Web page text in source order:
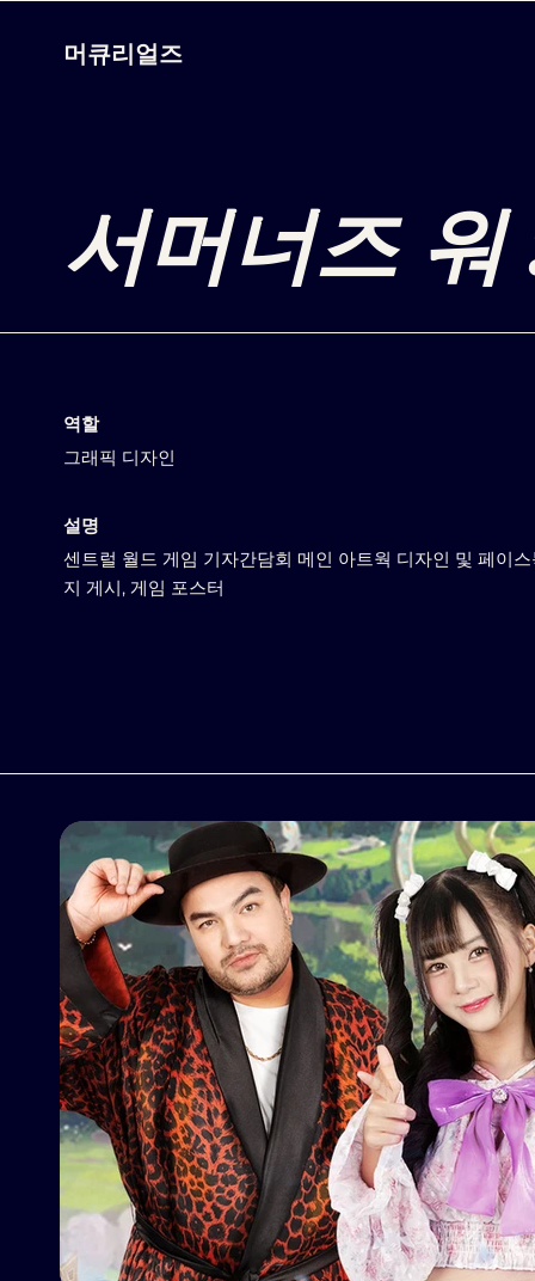
머큐리얼즈
서머너즈
역할
그래픽 디자인
설명
센트럴 월드 게임 기자간담회 메인 아트웍 디자인 및 페이
지 게시, 게임 포스터